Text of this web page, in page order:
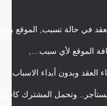
في حالة تسبب, الموقع
الموقع لأي سبب…,
العقد وبدون أبداء الاسباب,
وتحمل المشترك